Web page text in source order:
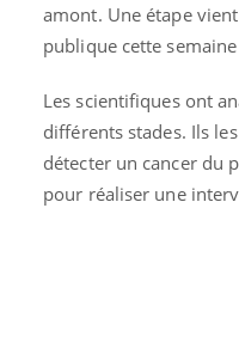
amont. Une étape
publique cette
Les scientifiques ont
différents stades. Ils
détecter un cancer du
pour réaliser une
comment le
empiète de plus
sur nos soirées
Cancer
stratégie simple